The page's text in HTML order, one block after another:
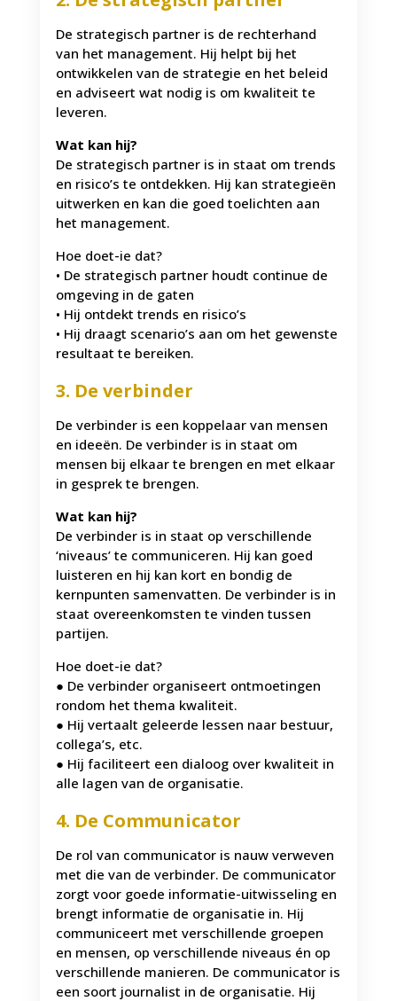
De strategisch partner is de rechterhand
van het management. Hij helpt bij het
ontwikkelen van de strategie en het beleid
en adviseert wat nodig is om kwaliteit te
leveren.
Wat kan hij?
De strategisch partner is in staat om trends
en risico’s te ontdekken. Hij kan strategieën
uitwerken en kan die goed toelichten aan
het management.
Hoe doet-ie dat?
• De strategisch partner houdt continue de
omgeving in de gaten
• Hij ontdekt trends en risico’s
• Hij draagt scenario’s aan om het gewenste
resultaat te bereiken.
3. De verbinder
De verbinder is een koppelaar van mensen
en ideeën. De verbinder is in staat om
mensen bij elkaar te brengen en met elkaar
in gesprek te brengen.
Wat kan hij?
De verbinder is in staat op verschillende
‘niveaus’ te communiceren. Hij kan goed
luisteren en hij kan kort en bondig de
kernpunten samenvatten. De verbinder is in
staat overeenkomsten te vinden tussen
partijen.
Hoe doet-ie dat?
● De verbinder organiseert ontmoetingen
rondom het thema kwaliteit.
● Hij vertaalt geleerde lessen naar bestuur,
collega’s, etc.
● Hij faciliteert een dialoog over kwaliteit in
alle lagen van de organisatie.
4. De Communicator
De rol van communicator is nauw verweven
met die van de verbinder. De communicator
zorgt voor goede informatie-uitwisseling en
brengt informatie de organisatie in. Hij
communiceert met verschillende groepen
en mensen, op verschillende niveaus én op
verschillende manieren. De communicator is
een soort journalist in de organisatie. Hij